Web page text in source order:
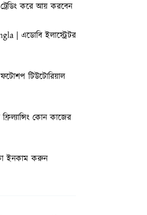
ট্রেডিং করে আয় করবেন
| এডোবি ইলাস্ট্রেটর
টিউটোরিয়াল
কোন কাজের
ইনকাম করুন